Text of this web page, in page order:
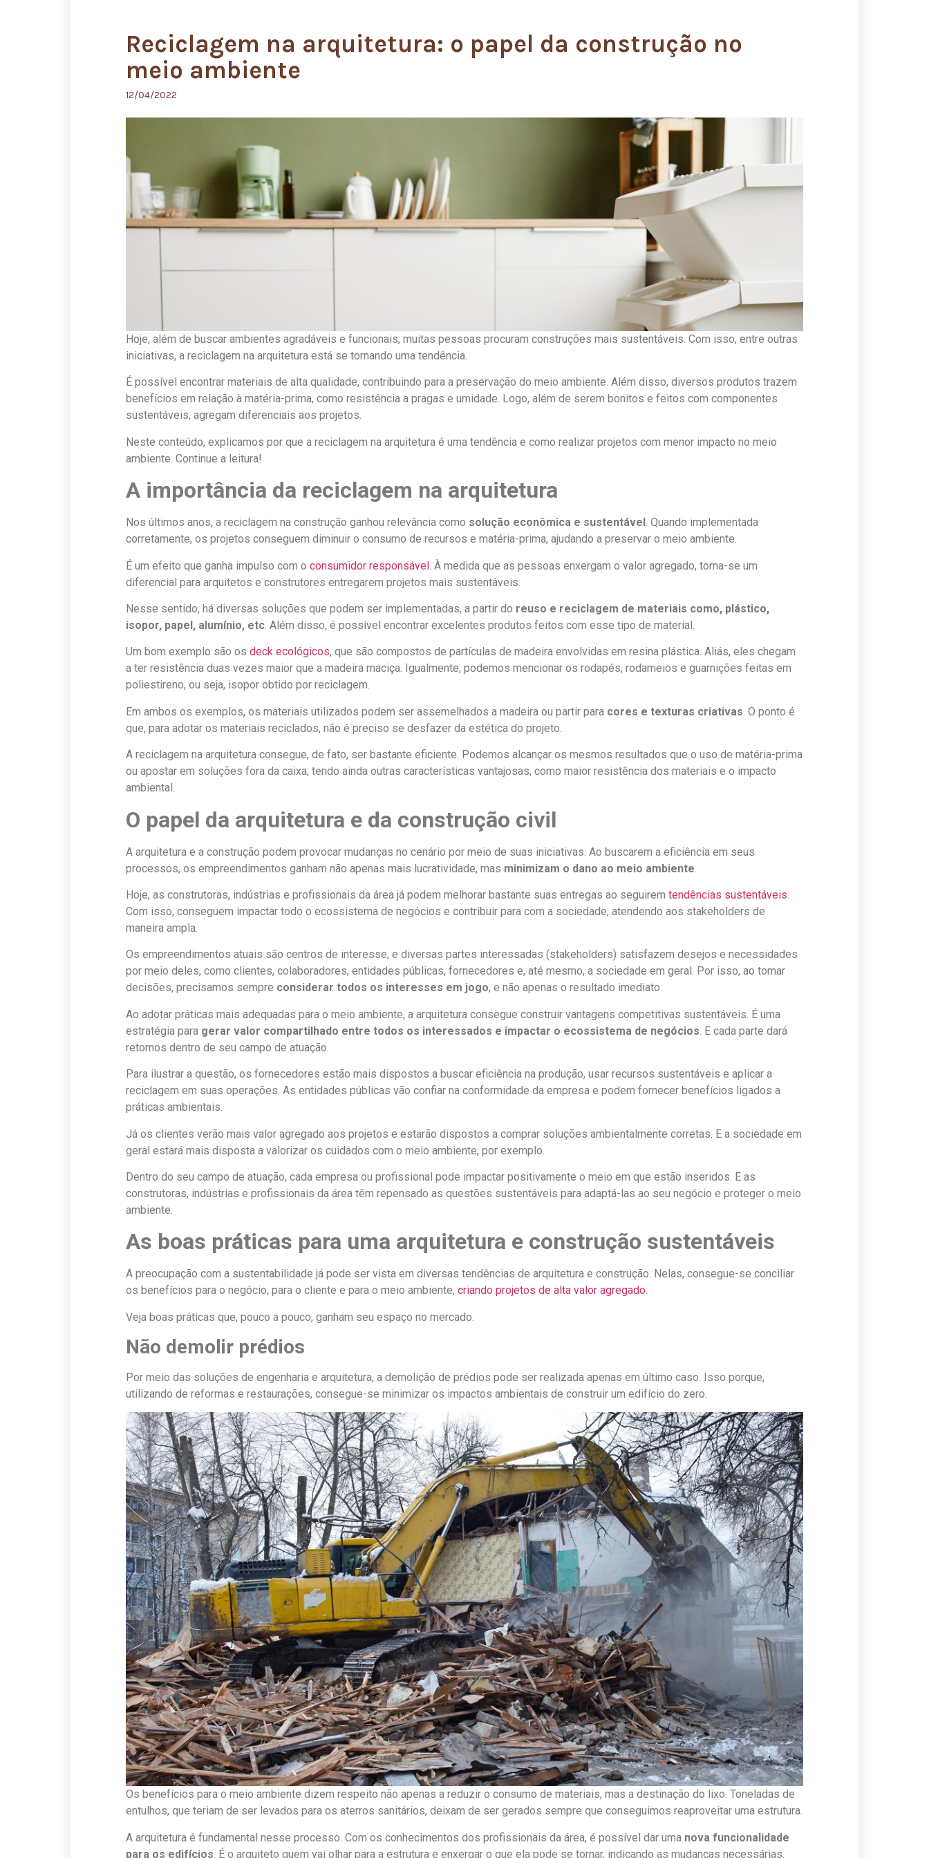
Reciclagem na arquitetura: o papel da construção no
meio ambiente
12/04/2022
Hoje, além de buscar ambientes agradáveis e funcionais, muitas pessoas procuram construções mais sustentáveis. Com isso, entre outras
iniciativas, a reciclagem na arquitetura está se tornando uma tendência.
É possível encontrar materiais de alta qualidade, contribuindo para a preservação do meio ambiente. Além disso, diversos produtos trazem
benefícios em relação à matéria-prima, como resistência a pragas e umidade. Logo, além de serem bonitos e feitos com componentes
sustentáveis, agregam diferenciais aos projetos.
Neste conteúdo, explicamos por que a reciclagem na arquitetura é uma tendência e como realizar projetos com menor impacto no meio
ambiente. Continue a leitura!
A importância da reciclagem na arquitetura
Nos últimos anos, a reciclagem na construção ganhou relevância como solução econômica e sustentável . Quando implementada
corretamente, os projetos conseguem diminuir o consumo de recursos e matéria-prima, ajudando a preservar o meio ambiente.
É um efeito que ganha impulso com o consumidor responsável . À medida que as pessoas enxergam o valor agregado, torna-se um
diferencial para arquitetos e construtores entregarem projetos mais sustentáveis.
Nesse sentido, há diversas soluções que podem ser implementadas, a partir do reuso e reciclagem de materiais como, plástico,
isopor, papel, alumínio, etc. Além disso, é possível encontrar excelentes produtos feitos com esse tipo de material.
Um bom exemplo são os deck ecológicos, que são compostos de partículas de madeira envolvidas em resina plástica. Aliás, eles chegam
a ter resistência duas vezes maior que a madeira maciça. Igualmente, podemos mencionar os rodapés, rodameios e guarnições feitas em
poliestireno, ou seja, isopor obtido por reciclagem.
Em ambos os exemplos, os materiais utilizados podem ser assemelhados a madeira ou partir para cores e texturas criativas . O ponto é
que, para adotar os materiais reciclados, não é preciso se desfazer da estética do projeto.
A reciclagem na arquitetura consegue, de fato, ser bastante eficiente. Podemos alcançar os mesmos resultados que o uso de matéria-prima
ou apostar em soluções fora da caixa, tendo ainda outras características vantajosas, como maior resistência dos materiais e o impacto
ambiental.
O papel da arquitetura e da construção civil
A arquitetura e a construção podem provocar mudanças no cenário por meio de suas iniciativas. Ao buscarem a eficiência em seus
processos, os empreendimentos ganham não apenas mais lucratividade, mas minimizam o dano ao meio ambiente
Hoje, as construtoras, indústrias e profissionais da área já podem melhorar bastante suas entregas ao seguirem tendências sustentáveis.
Com isso, conseguem impactar todo o ecossistema de negócios e contribuir para com a sociedade, atendendo aos stakeholders de
maneira ampla.
Os empreendimentos atuais são centros de interesse, e diversas partes interessadas (stakeholders) satisfazem desejos e necessidades
por meio deles, como clientes, colaboradores, entidades públicas, fornecedores e, até mesmo, a sociedade em geral. Por isso, ao tomar
decisões, precisamos sempre considerar todos os interesses em jogo, e não apenas o resultado imediato.
Ao adotar práticas mais adequadas para o meio ambiente, a arquitetura consegue construir vantagens competitivas sustentáveis. É uma
estratégia para gerar valor compartilhado entre todos os interessados e impactar o ecossistema de negócios . E cada parte dará
retornos dentro de seu campo de atuação.
Para ilustrar a questão, os fornecedores estão mais dispostos a buscar eficiência na produção, usar recursos sustentáveis e aplicar a
reciclagem em suas operações. As entidades públicas vão confiar na conformidade da empresa e podem fornecer benefícios ligados a
práticas ambientais.
Já os clientes verão mais valor agregado aos projetos e estarão dispostos a comprar soluções ambientalmente corretas. E a sociedade em
geral estará mais disposta a valorizar os cuidados com o meio ambiente, por exemplo.
Dentro do seu campo de atuação, cada empresa ou profissional pode impactar positivamente o meio em que estão inseridos. E as
construtoras, indústrias e profissionais da área têm repensado as questões sustentáveis para adaptá-las ao seu negócio e proteger o meio
ambiente.
As boas práticas para uma arquitetura e construção sustentáveis
A preocupação com a sustentabilidade já pode ser vista em diversas tendências de arquitetura e construção. Nelas, consegue-se conciliar
os benefícios para o negócio, para o cliente e para o meio ambiente, criando projetos de alta valor agregado.
Veja boas práticas que, pouco a pouco, ganham seu espaço no mercado.
Não demolir prédios
Por meio das soluções de engenharia e arquitetura, a demolição de prédios pode ser realizada apenas em último caso. Isso porque,
utilizando de reformas e restaurações, consegue-se minimizar os impactos ambientais de construir um edifício do zero.
Os benefícios para o meio ambiente dizem respeito não apenas a reduzir o consumo de materiais, mas a destinação do lixo. Toneladas de
entulhos, que teriam de ser levados para os aterros sanitários, deixam de ser gerados sempre que conseguimos reaproveitar uma estrutura.
A arquitetura é fundamental nesse processo. Com os conhecimentos dos profissionais da área, é possível dar uma nova funcionalidade
para os edifícios. É o arquiteto quem vai olhar para a estrutura e enxergar o que ela pode se tornar, indicando as mudanças necessárias.